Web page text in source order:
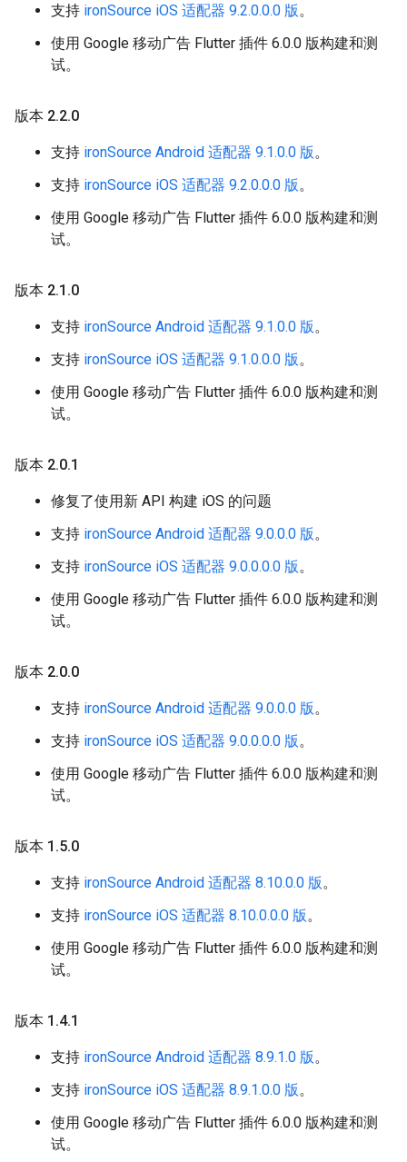
支持 ironSource iOS 适配器 9.2.0.0.0 版 。
使用 Google 移动广告 Flutter 插件 6.0.0 版构建和测
试。
版本 2.2.0
支持 ironSource Android 适配器 9.1.0.0 版 。
支持 ironSource iOS 适配器 9.2.0.0.0 版 。
使用 Google 移动广告 Flutter 插件 6.0.0 版构建和测
试。
版本 2.1 .0
支持 ironSource Android 适配器 9.1.0.0 版 。
支持 ironSource iOS 适配器 9.1.0.0.0 版 。
使用 Google 移动广告 Flutter 插件 6.0.0 版构建和测
试。
版本 2.0.1
修复了使用新 API 构建 iOS 的问题
支持 ironSource Android 适配器 9.0.0.0 版 。
支持 ironSource iOS 适配器 9.0.0.0.0 版 。
使用 Google 移动广告 Flutter 插件 6.0.0 版构建和测
试。
版本 2.0.0
支持 ironSource Android 适配器 9.0.0.0 版 。
支持 ironSource iOS 适配器 9.0.0.0.0 版 。
使用 Google 移动广告 Flutter 插件 6.0.0 版构建和测
试。
版本 1 .5.0
支持 ironSource Android 适配器 8.10.0.0 版 。
支持 ironSource iOS 适配器 8.10.0.0.0 版 。
使用 Google 移动广告 Flutter 插件 6.0.0 版构建和测
试。
版本 1 .4.1
支持 ironSource Android 适配器 8.9.1.0 版 。
支持 ironSource iOS 适配器 8.9.1.0.0 版 。
使用 Google 移动广告 Flutter 插件 6.0.0 版构建和测
试。